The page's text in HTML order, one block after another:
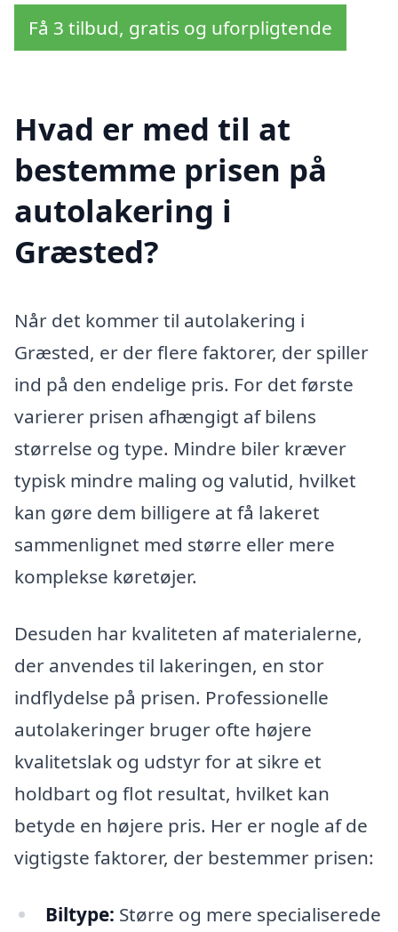
Få 3 tilbud, gratis og uforpligtende
Hvad er med til at
bestemme prisen på
autolakering i
Græsted?
Når det kommer til autolakering i
Græsted, er der flere faktorer, der spiller
ind på den endelige pris. For det første
varierer prisen afhængigt af bilens
størrelse og type. Mindre biler kræver
typisk mindre maling og valutid, hvilket
kan gøre dem billigere at få lakeret
sammenlignet med større eller mere
komplekse køretøjer.
Desuden har kvaliteten af materialerne,
der anvendes til lakeringen, en stor
indflydelse på prisen. Professionelle
autolakeringer bruger ofte højere
kvalitetslak og udstyr for at sikre et
holdbart og flot resultat, hvilket kan
betyde en højere pris. Her er nogle af de
vigtigste faktorer, der bestemmer prisen:
Biltype: Større og mere specialiserede